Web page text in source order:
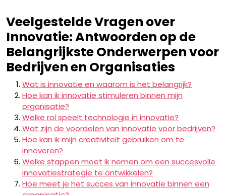
Veelgestelde Vragen over
Innovatie: Antwoorden op de
Belangrijkste Onderwerpen voor
Bedrijven en Organisaties
Wat is innovatie en waarom is het belangrijk?
Hoe kan ik innovatie stimuleren binnen mijn
organisatie?
Welke rol speelt technologie in innovatie?
Wat zijn de voordelen van innovatie voor bedrijven?
Hoe kan ik mijn creativiteit gebruiken om te
innoveren?
Welke stappen moet ik nemen om een succesvolle
innovatiestrategie te ontwikkelen?
Hoe meet je het succes van innovatie binnen een